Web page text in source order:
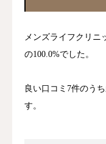
医療広告ガイド
メンズライフクリニ
の100.0%でした。
良い口コミ7件のう
す。